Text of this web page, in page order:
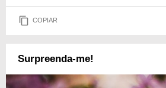
COPIAR
Surpreenda-me!